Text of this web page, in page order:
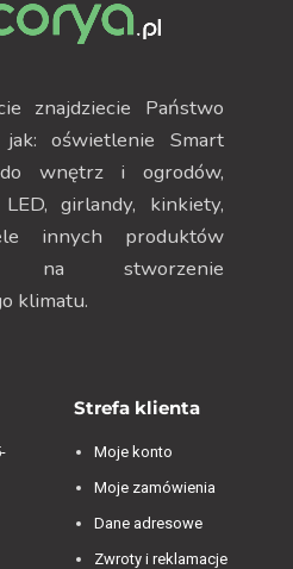
znajdziecie Państwo
oświetlenie Smart
wnętrz i ogrodów,
girlandy, kinkiety,
innych produktów
na stworzenie
klimatu.
Strefa klienta
Moje konto
Moje zamówienia
Dane adresowe
Zwroty i reklamacje